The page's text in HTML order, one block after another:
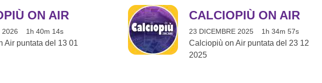
ON AIR
2026 1h 40m 14s
Air puntata del 13 01
CALCIOPIÙ ON AIR
23 DICEMBRE 2025 1h 34m 57s
Calciopiù on Air puntata del 23 12
2025